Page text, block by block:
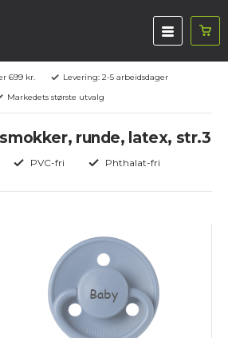
699 kr.
Levering: 2-5 arbeidsdager
Markedets største utvalg
runde, latex, str.3
PVC-fri Phthalat-fri
Baby